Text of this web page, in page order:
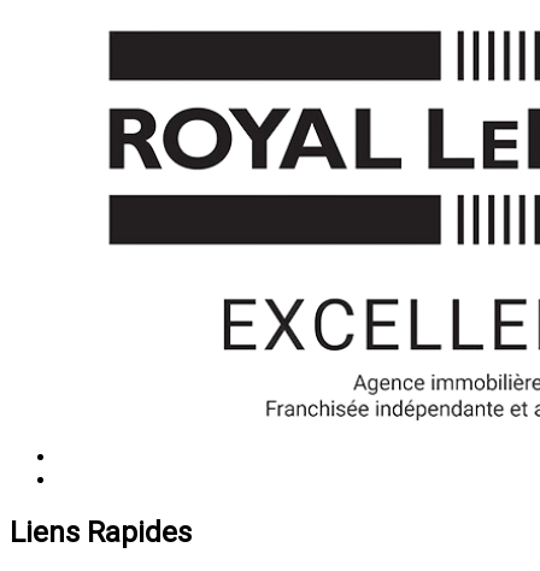
Liens Rapides